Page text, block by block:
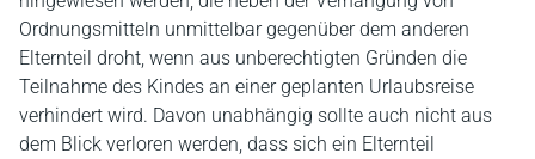
Ordnungsmitteln unmittelbar gegenüber dem anderen
Elternteil droht, wenn aus unberechtigten Gründen die
Teilnahme des Kindes an einer geplanten Urlaubsreise
verhindert wird. Davon unabhängig sollte auch nicht aus
dem Blick verloren werden, dass sich ein Elternteil